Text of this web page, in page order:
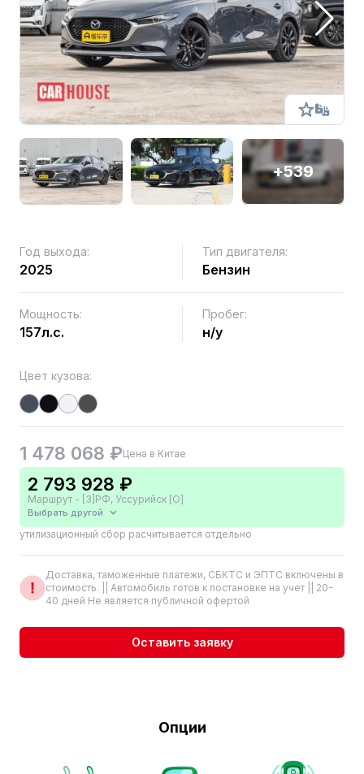
+539
Год выхода:
2025
Тип двигателя:
Бензин
Мощность:
157л.с.
Пробег:
н/у
Цвет кузова:
1 478 068 ₽Цена в Китае
2 793 928 ₽
Маршрут - [3]РФ, Уссурийск [О]
Выбрать другой
утилизационный сбор расчитывается отдельно
Доставка, таможенные платежи, СБКТС и ЭПТС включены в
стоимость. || Автомобиль готов к постановке на учет || 20-
40 дней Не является публичной офертой
Оставить заявку
Опции